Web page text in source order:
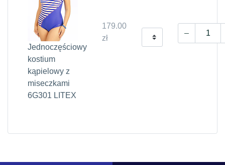
Jednoczęściowy
kostium
kąpielowy z
miseczkami
6G301 LITEX
179.00
zł